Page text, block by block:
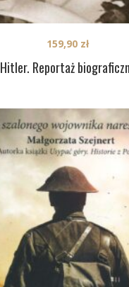
Hitler. Reportaż
159,90 zł